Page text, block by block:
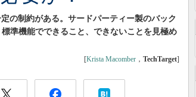
の制約がある。サードパーティー製のバック
準機能でできること、できないことを見極め
[Krista Macomber ， TechTarget]